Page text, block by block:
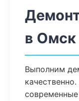
в Омск
Выполним